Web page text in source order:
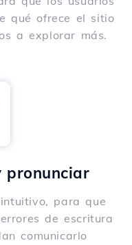
qué ofrece el sitio
a explorar más.
pronunciar
para que
de escritura
comunicarlo